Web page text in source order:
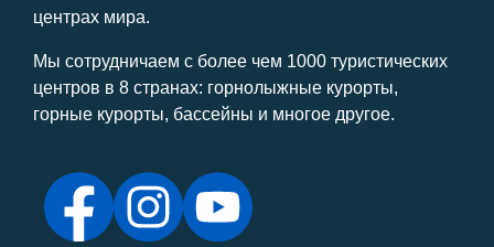
центрах мира.
Мы сотрудничаем с более чем 1000 туристических
центров в 8 странах: горнолыжные курорты,
горные курорты, бассейны и многое другое.